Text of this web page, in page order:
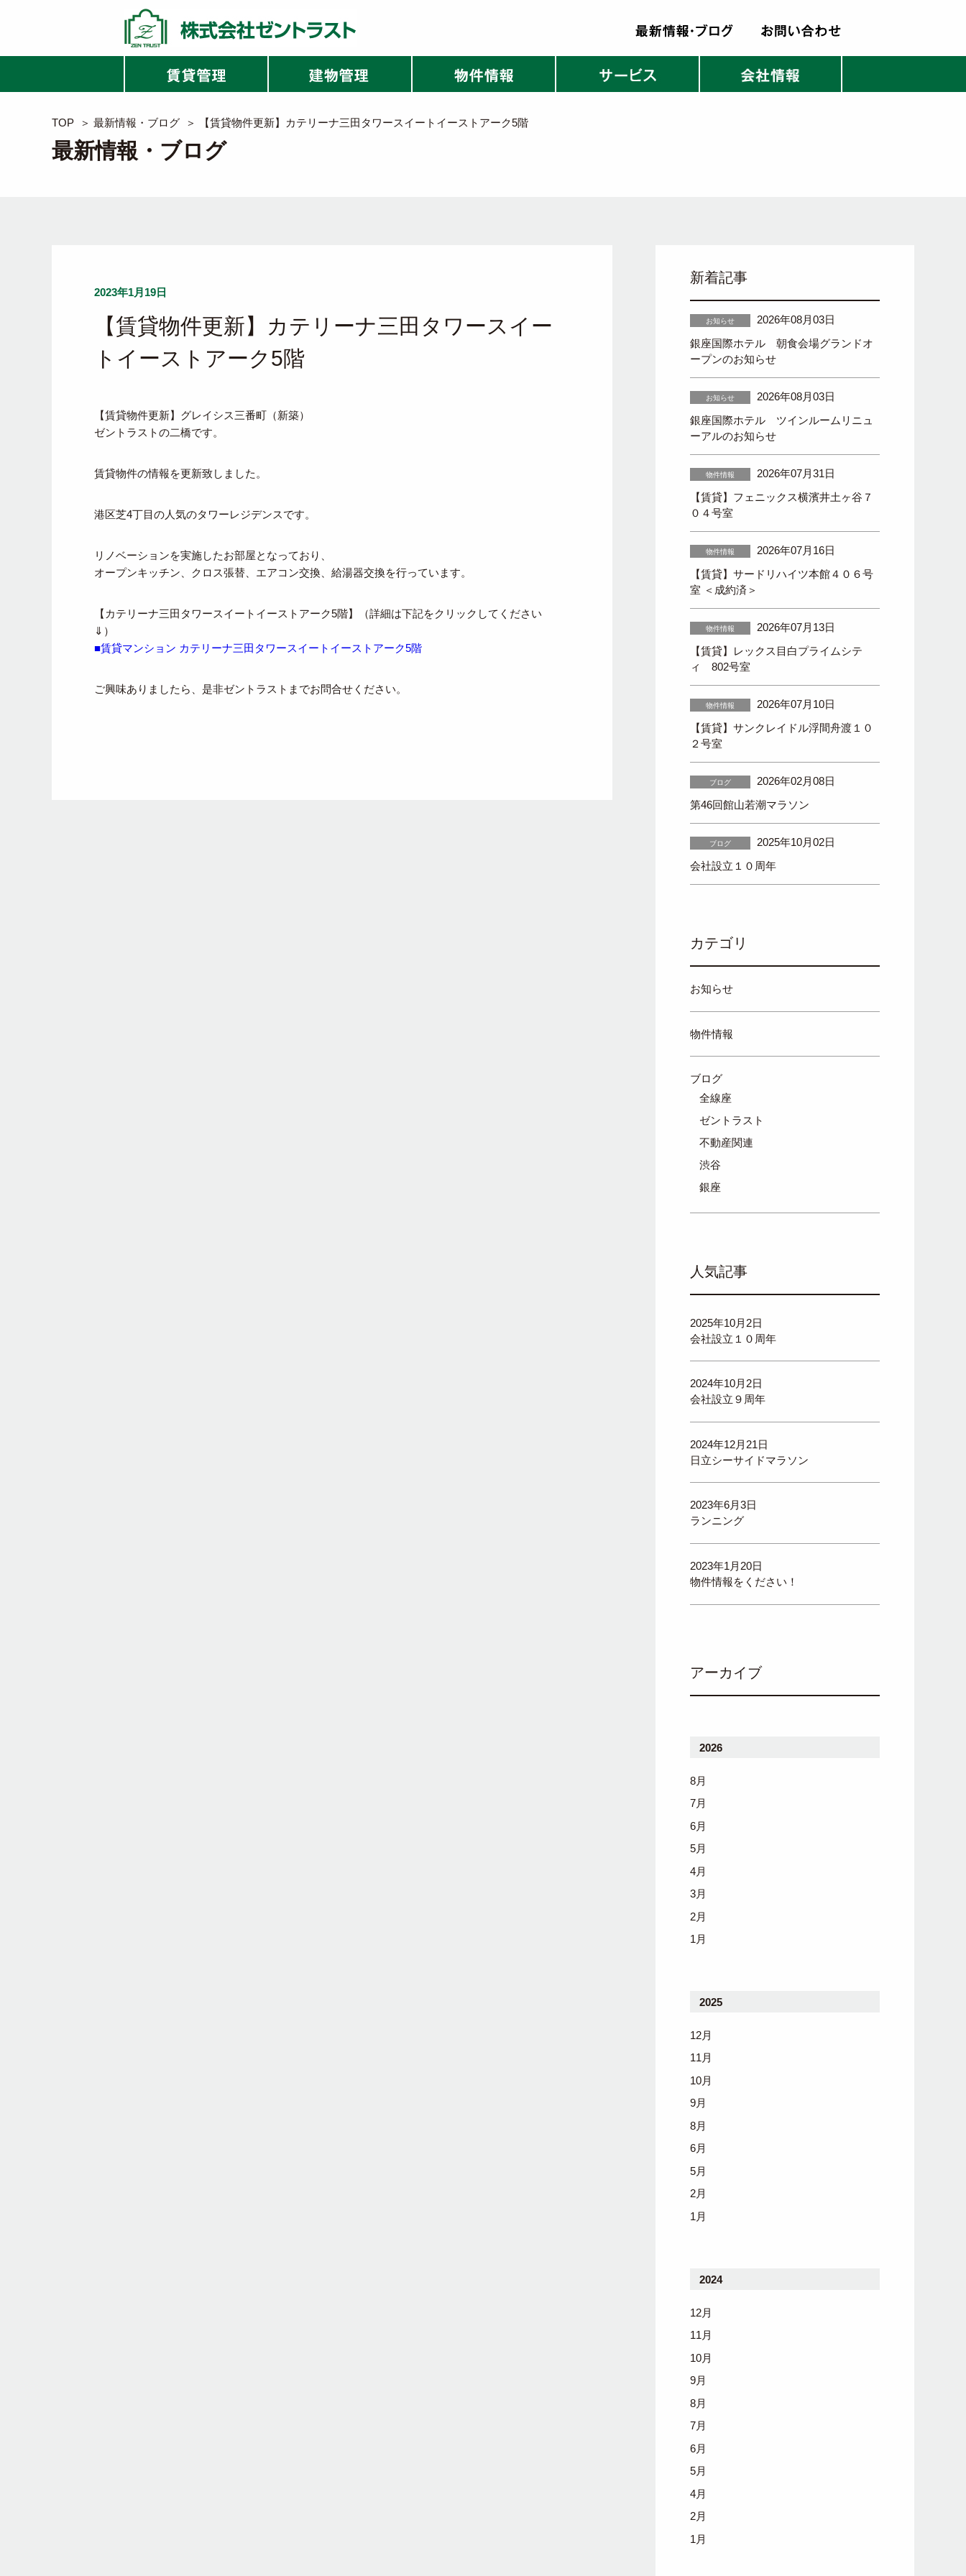
TOP ＞ 最新情報・ブログ ＞ 【賃貸物件更新】カテリーナ三田タワースイートイーストアーク5階
最新情報・ブログ
2023年1月19日
【賃貸物件更新】カテリーナ三田タワースイー
トイーストアーク5階
【賃貸物件更新】グレイシス三番町（新築）
ゼントラストの二橋です。
賃貸物件の情報を更新致しました。
港区芝4丁目の人気のタワーレジデンスです。
リノベーションを実施したお部屋となっており、
オープンキッチン、クロス張替、エアコン交換、給湯器交換を行っています。
【カテリーナ三田タワースイートイーストアーク5階】（詳細は下記をクリックしてください
⇓）
■賃貸マンション カテリーナ三田タワースイートイーストアーク5階
ご興味ありましたら、是非ゼントラストまでお問合せください。
新着記事
お知らせ
2026年08月03日
銀座国際ホテル 朝食会場グランドオ
ープンのお知らせ
お知らせ
2026年08月03日
銀座国際ホテル ツインルームリニュ
ーアルのお知らせ
物件情報
2026年07月31日
【賃貸】フェニックス横濱井土ヶ谷７
０４号室
物件情報
2026年07月16日
【賃貸】サードリハイツ本館４０６号
室 ＜成約済＞
物件情報
2026年07月13日
【賃貸】レックス目白プライムシテ
ィ 802号室
物件情報
2026年07月10日
【賃貸】サンクレイドル浮間舟渡１０
２号室
ブログ
2026年02月08日
第46回館山若潮マラソン
ブログ
2025年10月02日
会社設立１０周年
カテゴリ
お知らせ
物件情報
ブログ
全線座
ゼントラスト
不動産関連
渋谷
銀座
人気記事
2025年10月2日
会社設立１０周年
2024年10月2日
会社設立９周年
2024年12月21日
日立シーサイドマラソン
2023年6月3日
ランニング
2023年1月20日
物件情報をください！
アーカイブ
2026
8月
7月
6月
5月
4月
3月
2月
1月
2025
12月
11月
10月
9月
8月
6月
5月
2月
1月
2024
12月
11月
10月
9月
8月
7月
6月
5月
4月
2月
1月